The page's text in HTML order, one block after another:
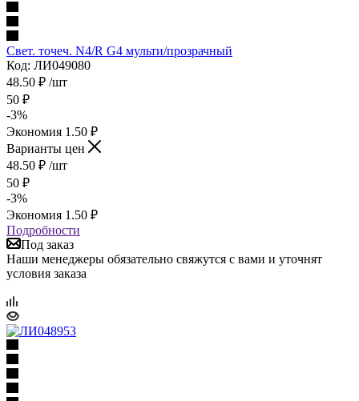
Свет. точеч. N4/R G4 мульти/прозрачный
Код: ЛИ049080
48.50 ₽ /шт
50 ₽
-3%
Экономия 1.50 ₽
Варианты цен
48.50 ₽ /шт
50 ₽
-3%
Экономия 1.50 ₽
Подробности
Под заказ
Наши менеджеры обязательно свяжутся с вами и уточнят
условия заказа